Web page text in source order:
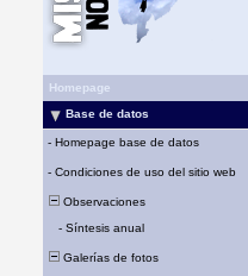
Homepage
Base de datos
- Homepage base de datos
- Condiciones de uso del sitio web
Observaciones
- Síntesis anual
Galerías de fotos